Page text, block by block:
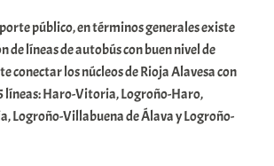
público, en términos generales existe
de líneas de autobús con buen nivel de
conectar los núcleos de Rioja Alavesa con
Haro-Vitoria, Logroño-Haro,
Logroño-Villabuena de Álava y Logroño-